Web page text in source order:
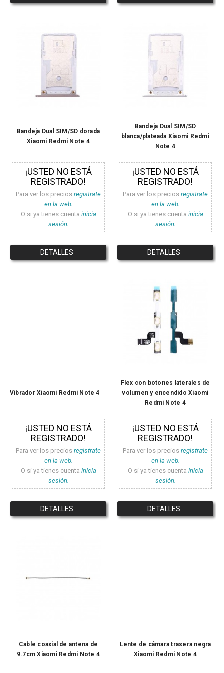
Bandeja Dual SIM/SD dorada
Xiaomi Redmi Note 4
¡USTED NO ESTÁ
REGISTRADO!
Para ver los precios registrate
en la web.
O si ya tienes cuenta inicia
sesión.
DETALLES
Bandeja Dual SIM/SD
blanca/plateada Xiaomi Redmi
Note 4
¡USTED NO ESTÁ
REGISTRADO!
Para ver los precios registrate
en la web.
O si ya tienes cuenta inicia
sesión.
DETALLES
Vibrador Xiaomi Redmi Note 4
¡USTED NO ESTÁ
REGISTRADO!
Para ver los precios registrate
en la web.
O si ya tienes cuenta inicia
sesión.
DETALLES
Flex con botones laterales de
volumen y encendido Xiaomi
Redmi Note 4
¡USTED NO ESTÁ
REGISTRADO!
Para ver los precios registrate
en la web.
O si ya tienes cuenta inicia
sesión.
DETALLES
Cable coaxial de antena de
9.7cm Xiaomi Redmi Note 4
Lente de cámara trasera negra
Xiaomi Redmi Note 4